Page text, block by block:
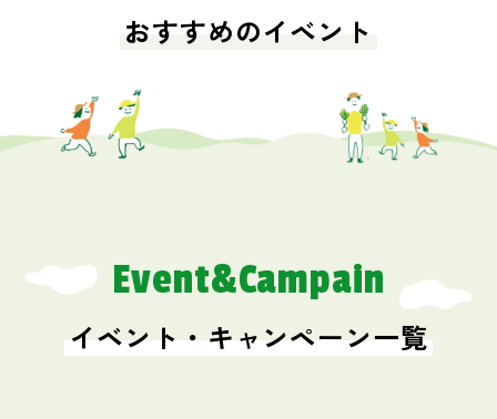
おすすめのイベント
Event&Campain
イベント・キャンペーン一覧